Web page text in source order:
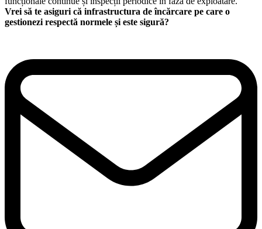
Vrei să te asiguri că infrastructura de încărcare pe care o
gestionezi respectă normele și este sigură?